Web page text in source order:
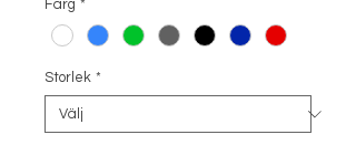
Färg *
Storlek *